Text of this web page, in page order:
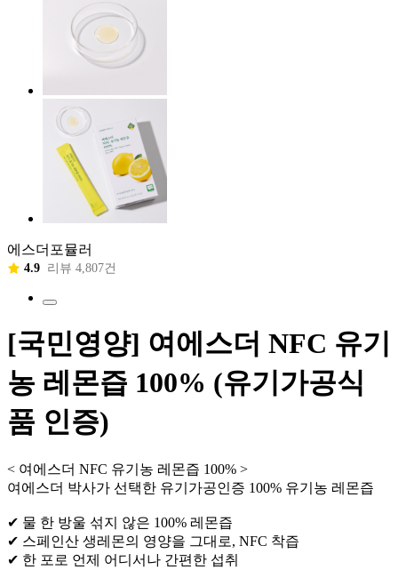
에스더포뮬러
4.9 리뷰 4,807건
[국민영양] 여에스더 NFC 유기
농 레몬즙 100% (유기가공식
품 인증)
< 여에스더 NFC 유기농 레몬즙 100% >
여에스더 박사가 선택한 유기가공인증 100% 유기농 레몬즙
✔ 물 한 방울 섞지 않은 100% 레몬즙
✔ 스페인산 생레몬의 영양을 그대로, NFC 착즙
✔ 한 포로 언제 어디서나 간편한 섭취